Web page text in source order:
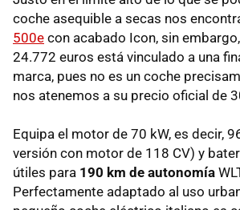
coche asequible a secas nos
500e con acabado Icon, sin
24.772 euros está vinculado a una
marca, pues no es un coche
nos atenemos a su precio oficial de
Equipa el motor de 70 kW, es decir,
versión con motor de 118 CV) y
útiles para 190 km de autonomía
Perfectamente adaptado al uso